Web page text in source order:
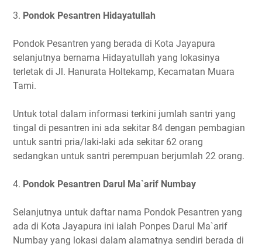
3. Pondok Pesantren Hidayatullah
Pondok Pesantren yang berada di Kota Jayapura
selanjutnya bernama Hidayatullah yang lokasinya
terletak di Jl. Hanurata Holtekamp, Kecamatan Muara
Tami.
Untuk total dalam informasi terkini jumlah santri yang
tingal di pesantren ini ada sekitar 84 dengan pembagian
untuk santri pria/laki-laki ada sekitar 62 orang
sedangkan untuk santri perempuan berjumlah 22 orang.
4. Pondok Pesantren Darul Ma`arif Numbay
Selanjutnya untuk daftar nama Pondok Pesantren yang
ada di Kota Jayapura ini ialah Ponpes Darul Ma`arif
Numbay yang lokasi dalam alamatnya sendiri berada di